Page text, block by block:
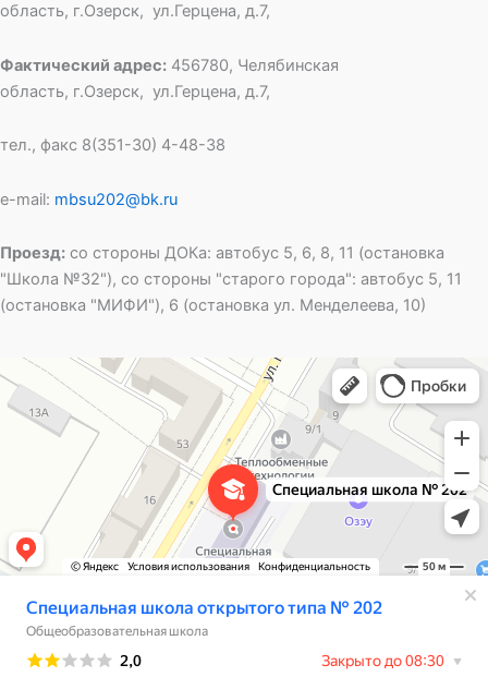
область, г.Озерск, ул.Герцена, д.7,
Фактический адрес: 456780, Челябинская
область, г.Озерск, ул.Герцена, д.7,
тел., факс 8(351-30) 4-48-38
e-mail: mbsu202@bk.ru
Проезд: со стороны ДОКа: автобус 5, 6, 8, 11 (остановка
"Школа №32"), со стороны "старого города": автобус 5, 11
(остановка "МИФИ"), 6 (остановка ул. Менделеева, 10)
Специальная школа открытого типа № 202
Общеобразовательная школа в Озёрске